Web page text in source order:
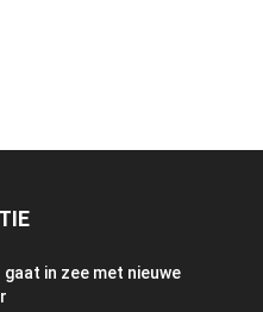
gaat in zee met nieuwe